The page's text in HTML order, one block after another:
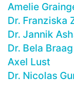
Amelie
Dr. Franziska
Dr. Jannik
Dr. Bela Braag
Axel Lust
Dr. Nicolas